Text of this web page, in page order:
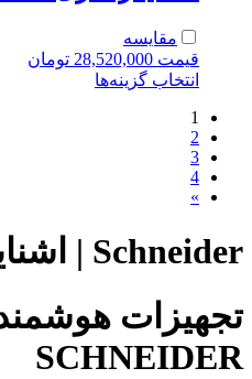
مقایسه
قیمت 28,520,000 تومان
انتخاب گزینه‌ها
1
2
3
4
»
Schneider | اشنایدر
تجهیزات
SCHNEIDER